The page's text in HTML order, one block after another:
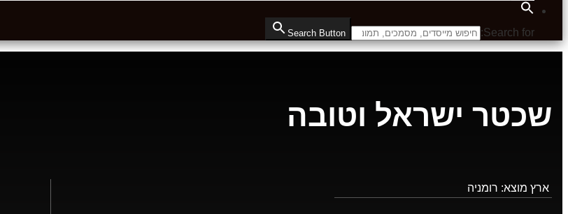
Search for:
Search Button
שכטר ישראל וטובה
ארץ מוצא: רומניה